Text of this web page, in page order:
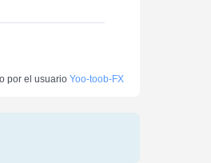
por el usuario Yoo-toob-FX